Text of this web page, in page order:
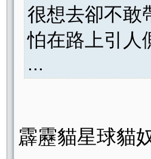
很想去卻不敢
怕在路上引人
...
霹靂貓星球貓